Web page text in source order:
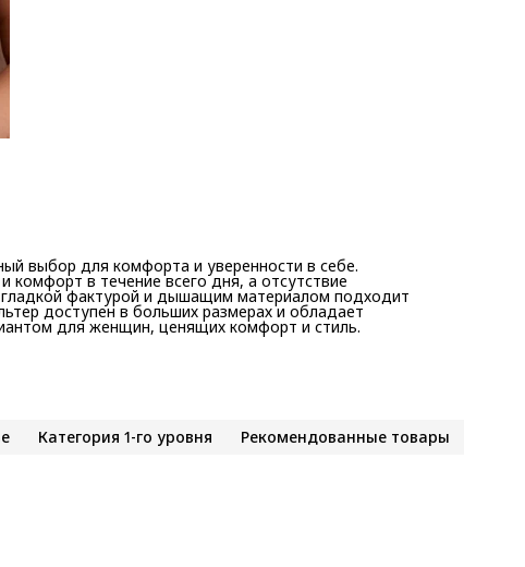
выбор для комфорта и уверенности в себе.
в течение всего дня, а отсутствие
фактурой и дышащим материалом подходит
доступен в больших размерах и обладает
для женщин, ценящих комфорт и стиль.
Категория 1-го уровня Рекомендованные товары